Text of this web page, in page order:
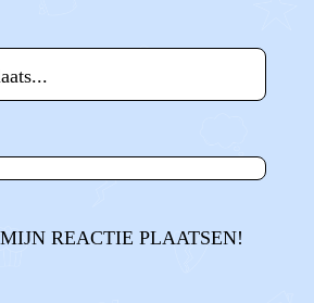
REACTIE PLAATSEN!